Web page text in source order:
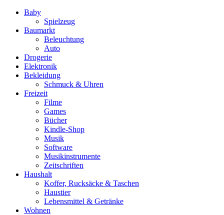
Baby
Spielzeug
Baumarkt
Beleuchtung
Auto
Drogerie
Elektronik
Bekleidung
Schmuck & Uhren
Freizeit
Filme
Games
Bücher
Kindle-Shop
Musik
Software
Musikinstrumente
Zeitschriften
Haushalt
Koffer, Rucksäcke & Taschen
Haustier
Lebensmittel & Getränke
Wohnen